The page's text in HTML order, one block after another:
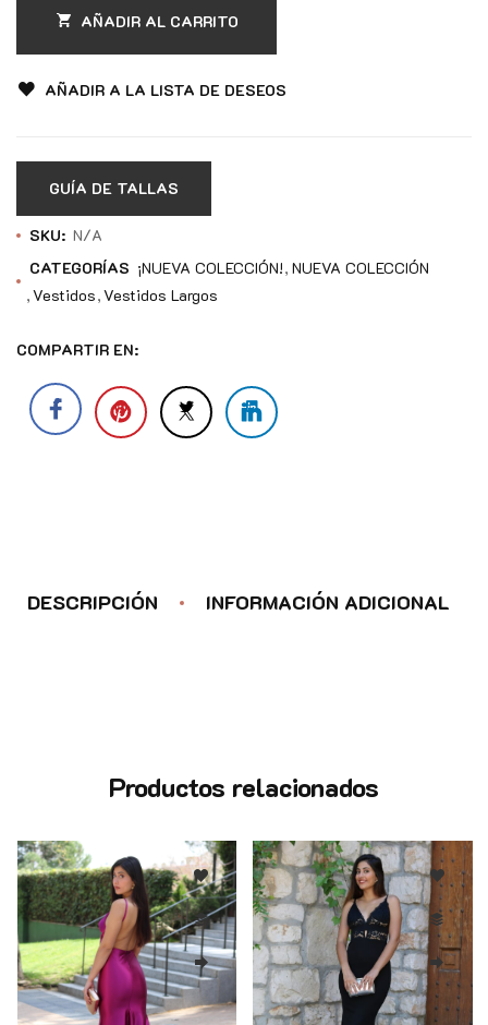
AÑADIR AL CARRITO
AÑADIR A LA LISTA DE DESEOS
GUÍA DE TALLAS
SKU: N/A
CATEGORÍAS ¡NUEVA COLECCIÓN! NUEVA COLECCIÓN
Vestidos Vestidos Largos
COMPARTIR EN:
DESCRIPCIÓN INFORMACIÓN ADICIONAL
Productos relacionados